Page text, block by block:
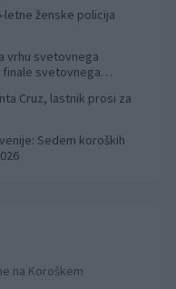
letne ženske policija
vrhu svetovnega
svetovnega
Cruz, lastnik prosi za
Sedem koroških
na Koroškem